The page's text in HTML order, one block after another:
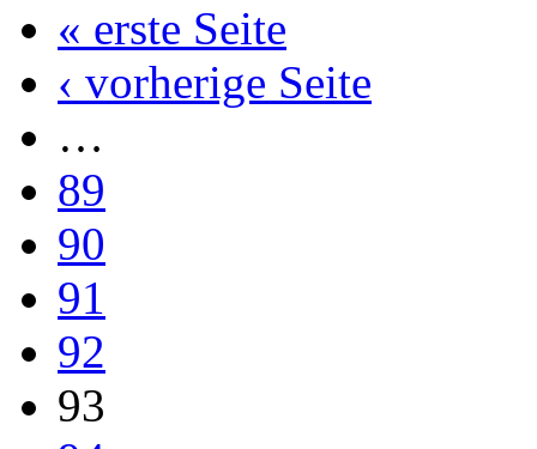
« erste Seite
‹ vorherige Seite
…
89
90
91
92
93